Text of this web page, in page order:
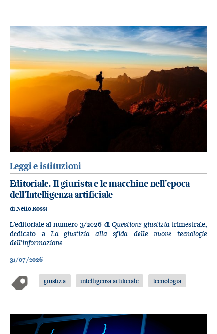
Leggi e istituzioni
Editoriale. Il giurista e le macchine nell’epoca
dell’Intelligenza artificiale
di Nello Rossi
L'editoriale al numero 3/2026 di Questione giustiziatrimestrale,
dedicato a La giustizia alla sfida delle nuove tecnologie
dell'informazione
31/07/2026
giustizia intelligenza artificiale tecnologia